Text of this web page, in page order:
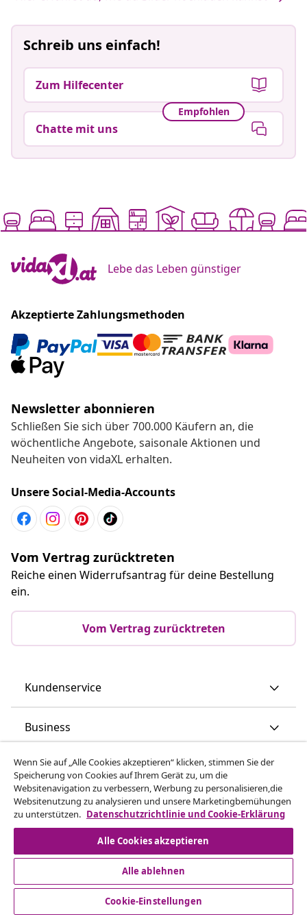
Schreib uns einfach!
Zum Hilfecenter
Empfohlen
Chatte mit uns
Lebe das Leben günstiger
Akzeptierte Zahlungsmethoden
Newsletter abonnieren
Schließen Sie sich über 700.000 Käufern an, die
wöchentliche Angebote, saisonale Aktionen und
Neuheiten von vidaXL erhalten.
Unsere Social-Media-Accounts
Vom Vertrag zurücktreten
Reiche einen Widerrufsantrag für deine Bestellung
ein.
Vom Vertrag zurücktreten
Kundenservice
Business
vidaXL
Mehr entdecken
© 2008-2026 vidaXL - www.vidaxl.at ist eine Webseite von
Wenn Sie auf „Alle Cookies akzeptieren“ klicken, stimmen Sie der
Speicherung von Cookies auf Ihrem Gerät zu, um die
Websitenavigation zu verbessern, Werbung zu personalisieren,die
Websitenutzung zu analysieren und unsere Marketingbemühungen
zu unterstützen. Datenschutzrichtlinie und Cookie-Erklärung
Alle Cookies akzeptieren
Alle ablehnen
Cookie-Einstellungen